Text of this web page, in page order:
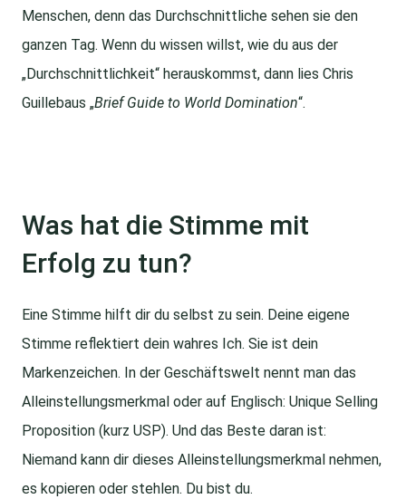
Menschen, denn das Durchschnittliche sehen sie den
ganzen Tag. Wenn du wissen willst, wie du aus der
„Durchschnittlichkeit“ herauskommst, dann lies Chris
Guillebaus „Brief Guide to World Domination“.
Was hat die Stimme mit
Erfolg zu tun?
Eine Stimme hilft dir du selbst zu sein. Deine eigene
Stimme reflektiert dein wahres Ich. Sie ist dein
Markenzeichen. In der Geschäftswelt nennt man das
Alleinstellungsmerkmal oder auf Englisch: Unique Selling
Proposition (kurz USP). Und das Beste daran ist:
Niemand kann dir dieses Alleinstellungsmerkmal nehmen,
es kopieren oder stehlen. Du bist du.